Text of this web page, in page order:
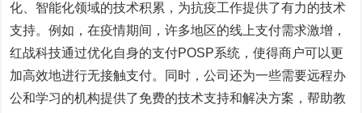
化、智能化领域的技术积累，为抗疫工作提供了有力的技术
支持。例如，在疫情期间，许多地区的线上支付需求激增，
红战科技通过优化自身的支付POSP系统，使得商户可以更
加高效地进行无接触支付。同时，公司还为一些需要远程办
公和学习的机构提供了免费的技术支持和解决方案，帮助教